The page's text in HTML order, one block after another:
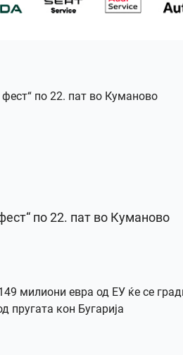
по 22. пат во Куманово